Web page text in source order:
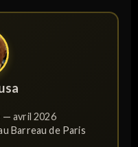
—avril 2026
Barreau de Paris